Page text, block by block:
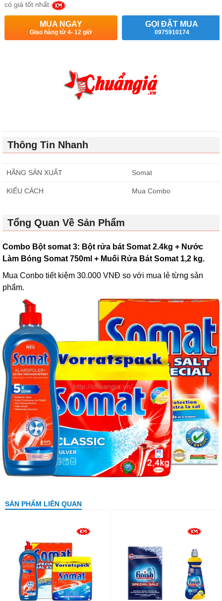
có giá tốt nhất.
MUA NGAY
Giao hàng từ 4- 12 giờ
GỌI ĐẶT MUA
0975910174
Thông Tin Nhanh
HÃNG SẢN XUẤT Somat
KIỂU CÁCH Mua Combo
Tổng Quan Về Sản Phẩm
Combo Bột somat 3: Bột rửa bát Somat 2.4kg + Nước
Làm Bóng Somat 750ml + Muối Rửa Bát Somat 1,2 kg.
Mua Conbo tiết kiệm 30.000 VNĐ so với mua lẻ từng sản
phẩm.
SẢN PHẨM LIÊN QUAN